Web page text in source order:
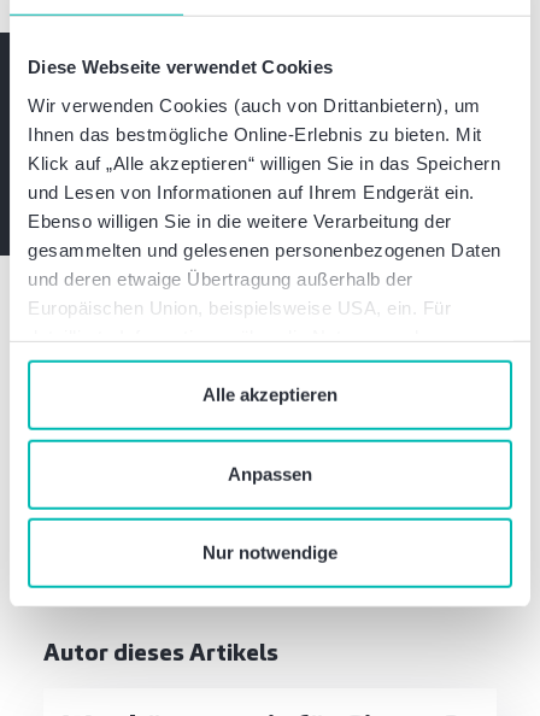
Diese Webseite verwendet Cookies
Wir verwenden Cookies (auch von Drittanbietern), um
Ihnen das bestmögliche Online-Erlebnis zu bieten. Mit
Klick auf „Alle akzeptieren“ willigen Sie in das Speichern
und Lesen von Informationen auf Ihrem Endgerät ein.
Ebenso willigen Sie in die weitere Verarbeitung der
gesammelten und gelesenen personenbezogenen Daten
und deren etwaige Übertragung außerhalb der
Europäischen Union, beispielsweise USA, ein. Für
Verwaltung von Cookies klicken Sie auf „Details“. Mit
dem Klick auf „Cookies verbieten“ lehnen Sie die
Verwendung von zustimmungspflichtigen Cookies ab. Sie
, wenn Sie unsere Webseite
nutzen.
Alle akzeptieren
Anpassen
Nur notwendige
Bleiben Sie informiert
Expertenwissen und exklusive Einladungen
Jetzt abonnieren
Waren diese Informationen hilfreich?
Autor dieses Artikels